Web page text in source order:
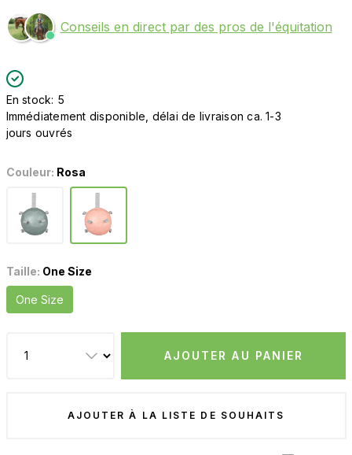
Conseils en direct par des pros de l'équitation
En stock: 5
Immédiatement disponible, délai de livraison ca. 1-3
jours ouvrés
Couleur: Rosa
Taille: One Size
One Size
AJOUTER AU PANIER
AJOUTER À LA LISTE DE SOUHAITS